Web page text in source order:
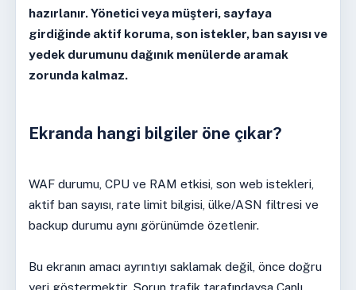
hazırlanır. Yönetici veya müşteri, sayfaya
girdiğinde aktif koruma, son istekler, ban sayısı ve
yedek durumunu dağınık menülerde aramak
zorunda kalmaz.
Ekranda hangi bilgiler öne çıkar?
WAF durumu, CPU ve RAM etkisi, son web istekleri,
aktif ban sayısı, rate limit bilgisi, ülke/ASN filtresi ve
backup durumu aynı görünümde özetlenir.
Bu ekranın amacı ayrıntıyı saklamak değil, önce doğru
yeri göstermektir. Sorun trafik tarafındaysa Canlı